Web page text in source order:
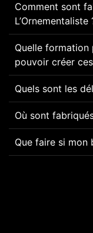
Comment sont
L’Ornementaliste
Quelle
pouvoir créer
Quels sont les
Où sont
Que faire si mon